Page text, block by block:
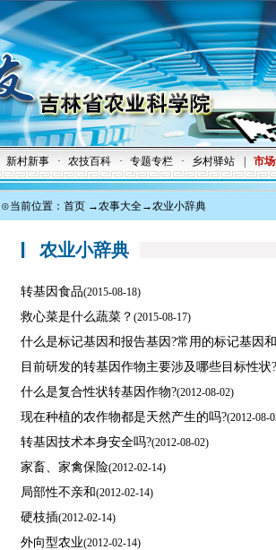
新村新事 · 农技百科 · 专题专栏 · 乡村驿站 市
⊙当前位置： 首页→农事大全→农业小辞典
农业小辞典
转基因食品(2015-08-18)
救心菜是什么蔬菜？ (2015-08-17)
什么是标记基因和报告基因?常用的标记基因
目前研发的转基因作物主要涉及哪些目标性状?
什么是复合性状转基因作物?(2012-08-02)
现在种植的农作物都是天然产生的吗?(2012-08-
转基因技术本身安全吗?(2012-08-02)
家畜、家禽保险(2012-02-14)
局部性不亲和(2012-02-14)
硬枝插(2012-02-14)
外向型农业(2012-02-14)